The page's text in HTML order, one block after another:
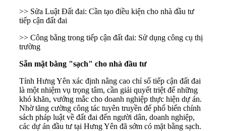
>> Sửa Luật Đất đai: Cần tạo điều kiện cho nhà đầu tư
tiếp cận đất đai
>> Công bằng trong tiếp cận đất đai: Sử dụng công cụ thị
trường
Sẵn mặt bằng "sạch" cho nhà đầu tư
Tỉnh Hưng Yên xác định nâng cao chỉ số tiếp cận đất đai
là một nhiệm vụ trọng tâm, cần giải quyết triệt để những
khó khăn, vướng mắc cho doanh nghiệp thực hiện dự án.
Nhờ tăng cường công tác tuyên truyền để phổ biến chính
sách pháp luật về đất đai đến người dân, doanh nghiệp,
các dự án đầu tư tại Hưng Yên đã sớm có mặt bằng sạch.